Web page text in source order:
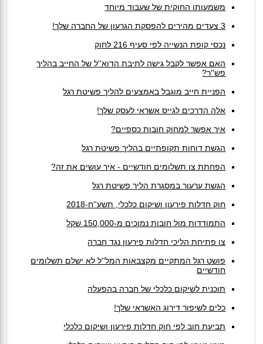
משמעותו החוקית של שעבוד מיוחד
3 צעדים מהירים להפסקת הגרעון של החברה שלך!
נכסי קופת הנשייה לפי סעיף 216 לחוק
האם אפשר לקבל גישה לתיבת הדוא''ל של החייב בהליך
פש''ר?
הפניית חייב מוגבל באמצעים להליך פשיטת רגל
אלה הדרכים לגייס אשראי לעסק שלך!
איך אפשר למחוק חובות כספיים?
הגשת דוחות תקופתיים בהליך פשיטת רגל
הפחתת צו תשלומים חודשיים - איך עושים את זה?
הגשת ערעור במסגרת הליך פשיטת רגל
חוק חדלות פירעון ושיקום כלכלי, תשע''ח-2018
התמודדות מול חובות נמוכים מ-150,000 שקל
צו פתיחת הליכי חדלות פירעון נגד חברה
פושט רגל המתקיים מקצבאות המל''ל לא ישלם תשלומים
חודשיים
תוכנית לשיקום כלכלי של חברה בהפעלה
כלים לשיפור דירוג האשראי שלך!
תביעת חוב לפי חוק חדלות פירעון ושיקום כלכלי